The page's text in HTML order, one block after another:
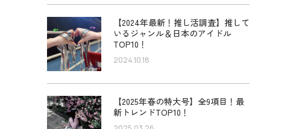
【2024年最新！推し活調査】推して
いるジャンル＆日本のアイドル
TOP10！
2024.10.18
【2025年春の特大号】全9項目！最
新トレンドTOP10！